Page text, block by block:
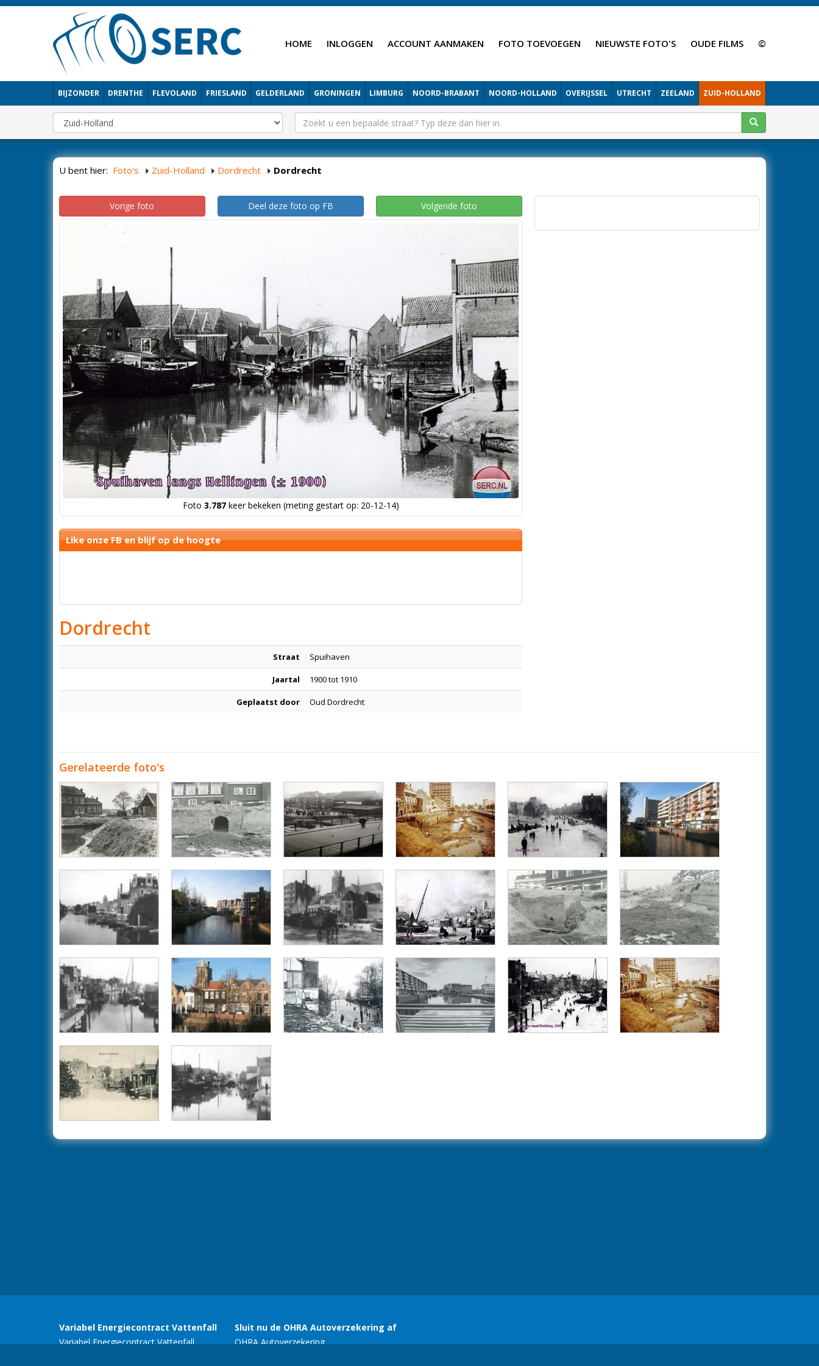
HOME INLOGGEN ACCOUNT AANMAKEN FOTO TOEVOEGEN NIEUWSTE FOTO'S OUDE FILMS ©
BIJZONDER DRENTHE FLEVOLAND FRIESLAND GELDERLAND GRONINGEN LIMBURG NOORD-BRABANT NOORD-HOLLAND OVERIJSSEL UTRECHT ZEELAND ZUID-HOLLAND
U bent hier: Foto's Zuid-Holland Dordrecht Dordrecht
Vorige foto Deel deze foto op FB Volgende foto
Foto 3.787keer bekeken (meting gestart op: 20-12-14)
Like onze FB en blijf op de hoogte
Dordrecht
Straat Spuihaven
Jaartal 1900 tot 1910
Geplaatst door Oud Dordrecht
Gerelateerde foto's